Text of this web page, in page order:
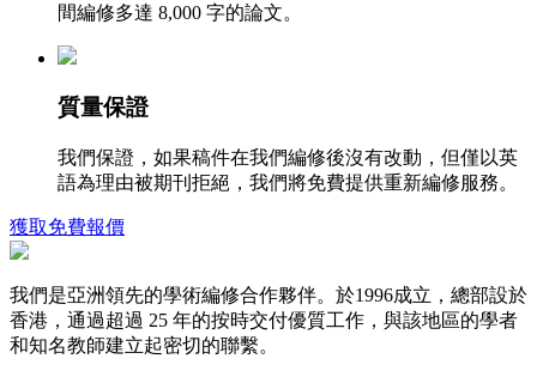
間編修多達 8,000 字的論文。
質量保證
我們保證，如果稿件在我們編修後沒有改動，但僅以英
語為理由被期刊拒絕，我們將免費提供重新編修服務。
獲取免費報價
我們是亞洲領先的學術編修合作夥伴。於1996成立，總部設於
香港，通過超過 25 年的按時交付優質工作，與該地區的學者
和知名教師建立起密切的聯繫。